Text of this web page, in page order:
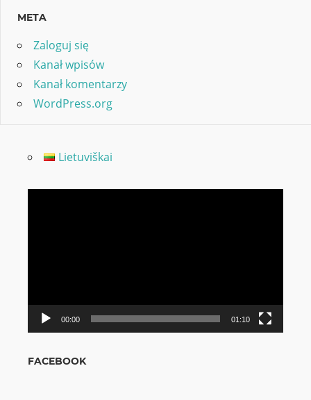
META
Zaloguj się
Kanał wpisów
Kanał komentarzy
WordPress.org
Lietuviškai
00:00 01:10
FACEBOOK